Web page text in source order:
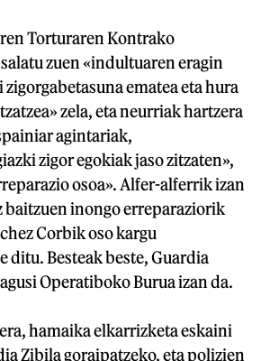
Torturaren Kontrako
zuen «indultuaren eragin
ematea eta hura
zela, eta neurriak hartzera
agintariak,
zigor egokiak jaso zitzaten»,
osoa». Alfer-alferrik izan
baitzuen inongo erreparaziorik
Corbik oso kargu
ditu. Besteak beste, Guardia
Operatiboko Burua izan da.
hamaika elkarrizketa eskaini
Zibila goraipatzeko, eta polizien